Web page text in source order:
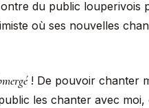
du public louperivois
où ses nouvelles
! De pouvoir chanter
les chanter avec